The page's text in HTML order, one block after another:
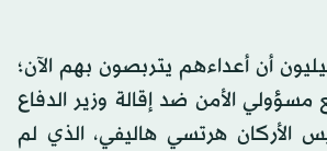
أن أعداءهم يتربصون بهم الآن؛
الأمن ضد إقالة وزير الدفاع
الأركان هرتسي هاليفي، الذي لم